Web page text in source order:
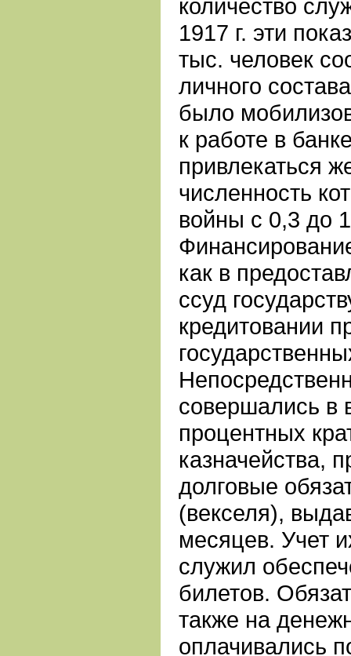
количество
1917 г. эти
тыс. человек
личного
было
к работе в
привлекаться
численность
войны с 0,3 до
как в
ссуд
кредитовании
совершались в
процентных
казначейства,
долговые
(векселя),
месяцев. Учет
служил
билетов.
также на
оплачивались